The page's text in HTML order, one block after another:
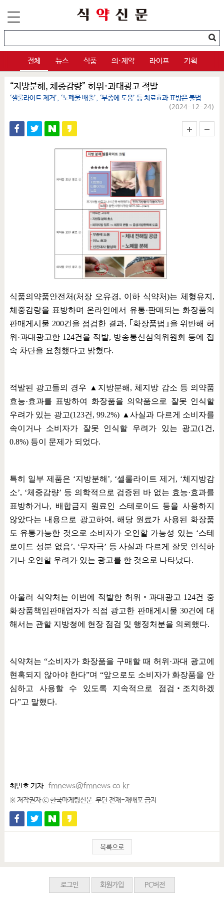
전체 뉴스 식품 의·제약 라이프 기획
“지방분해, 체중감량” 허위·과대광고 적발
‘셀룰라이트 제거’, ‘노폐물 배출’, ‘부종에 도움’ 등 치료효과 표방은 불법
(2024-12-24)
식품의약품안전처(처장 오유경, 이하 식약처)는 체형유지 ,
체중감량을 표방하며 온라인에서 유통·판매되는 화장품의
판매게시물 200건을 점검한 결과, ｢ 화장품법 ｣ 을 위반해 허
위 ·과대광고한 124건을 적발, 방송통신심의위원회 등에 접
속 차단을 요청했다고 밝혔다.
적발된 광고들의 경우 ▲ 지방분해 , 체지방 감소 등 의약품
효능·효과를 표방하여 화장품을 의약품으로 잘못 인식할
우려가 있는 광고(123건 , 99.2%) ▲사실과 다르게 소비자를
속이거나 소비자가 잘못 인식할 우려가 있는 광고(1 건 ,
0.8%) 등이 문제가 되었다.
특히 일부 제품은 ‘지방분해 ’, ‘셀룰라이트 제거 , ‘체지방감
소’, ‘체중감량’ 등 의학적으로 검증된 바 없는 효능·효과를
표방하거나, 배합금지 원료인 스테로이드 등을 사용하지
않았다는 내용으로 광고하여 ,해당 원료가 사용된 화장품
도 유통가능한 것으로 소비자가 오인할 가능성 있는 ‘스테
로이드 성분 없음’, ‘무자극’ 등 사실과 다르게 잘못 인식하
거나 오인할 우려가 있는 광고를 한 것으로 나타났다.
아울러 식약처는 이번에 적발한 허위 ‧ 과대광고 124건 중
화장품책임판매업자가 직접 광고한 판매게시물 30건에 대
해서는 관할 지방청에 현장 점검 및 행정처분을 의뢰했다.
식약처는 “소비자가 화장품을 구매할 때 허위 ·과대 광고에
현혹되지 않아야 한다”며 “앞으로도 소비자가 화장품을 안
심하고 사용할 수 있도록 지속적으로 점검 ‧ 조치하겠
다”고 말했다.
최민호 기자 fmnews@fmnews.co.kr
※ 저작권자 ⓒ 한국마케팅신문. 무단 전재-재배포 금지
목록으로
로그인 회원가입 PC버전